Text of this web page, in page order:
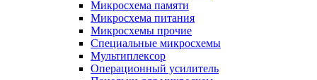
Микросхема памяти
Микросхема питания
Микросхемы прочие
Специальные микросхемы
Мультиплексор
Операционный усилитель